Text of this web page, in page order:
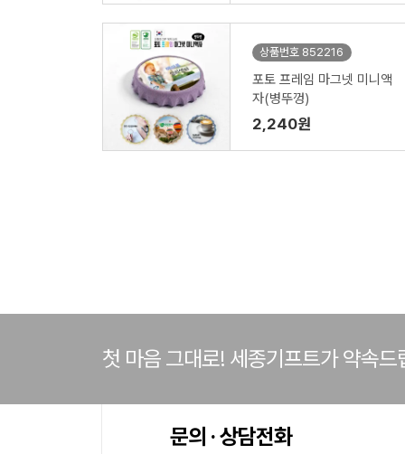
상품번호 852216
포토 프레임 마그넷 미니액
자(병뚜껑)
2,240원
첫 마음 그대로! 세종기프트가 약속드
문의 · 상담전화